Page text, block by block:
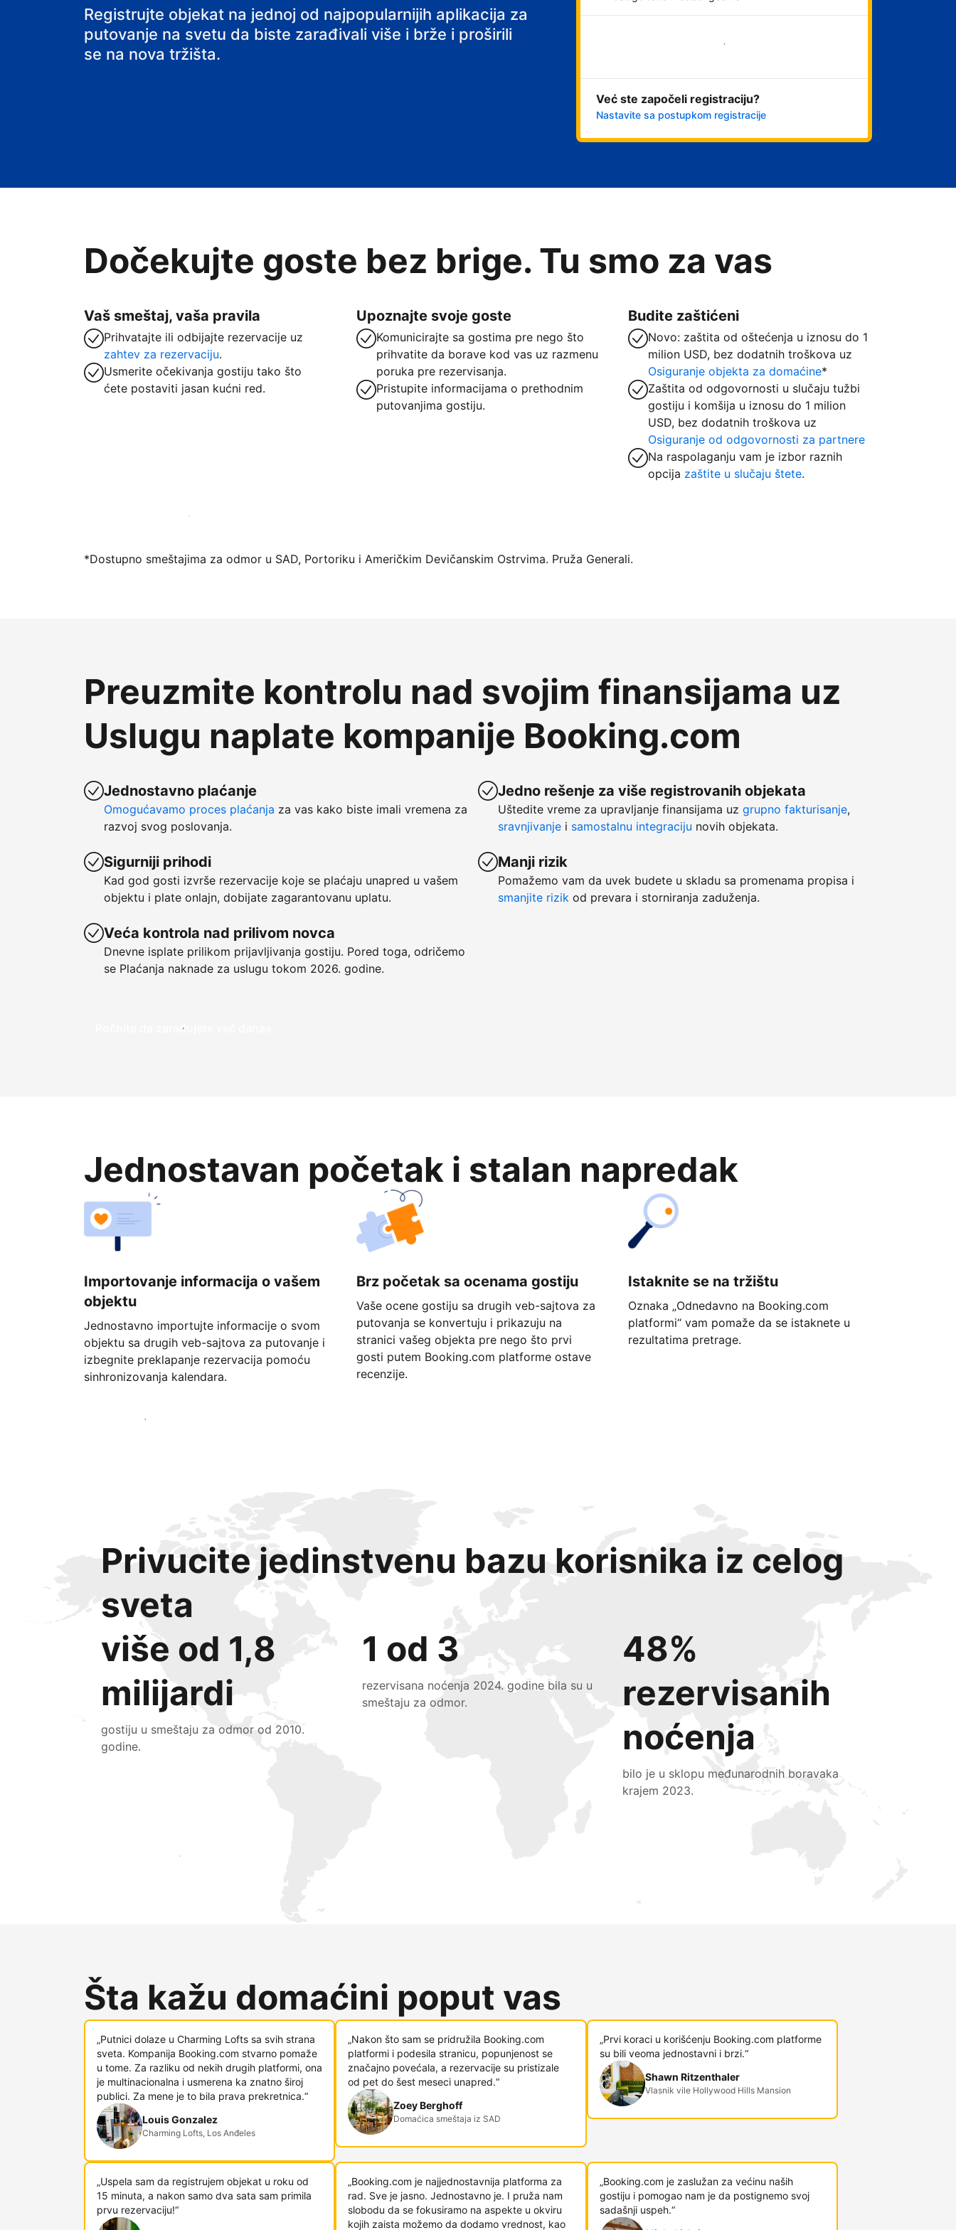
hostel
Registrujte objekat na jednoj od najpopularnijih aplikacija za
putovanje na svetu da biste zarađivali više i brže i proširili
se na nova tržišta.
Počnite odmah
Već ste započeli registraciju?
Nastavite sa postupkom registracije
Dočekujte goste bez brige. Tu smo za vas
Vaš smeštaj, vaša pravila
Prihvatajte ili odbijajte rezervacije uz
zahtev za rezervaciju.
Usmerite očekivanja gostiju tako što
ćete postaviti jasan kućni red.
Upoznajte svoje goste
Komunicirajte sa gostima pre nego što
prihvatite da borave kod vas uz razmenu
poruka pre rezervisanja.
Pristupite informacijama o prethodnim
putovanjima gostiju.
Budite zaštićeni
Novo: zaštita od oštećenja u iznosu do 1
milion USD, bez dodatnih troškova uz
Osiguranje objekta za domaćine*
Zaštita od odgovornosti u slučaju tužbi
gostiju i komšija u iznosu do 1 milion
USD, bez dodatnih troškova uz
Osiguranje od odgovornosti za partnere
Na raspolaganju vam je izbor raznih
opcija zaštite u slučaju štete.
Registrujte svoj objekat već danas
*Dostupno smeštajima za odmor u SAD, Portoriku i Američkim Devičanskim Ostrvima. Pruža Generali.
Preuzmite kontrolu nad svojim finansijama uz
Uslugu naplate kompanije Booking.com
Jednostavno plaćanje
Omogućavamo proces plaćanja za vas kako biste imali vremena za
razvoj svog poslovanja.
Sigurniji prihodi
Kad god gosti izvrše rezervacije koje se plaćaju unapred u vašem
objektu i plate onlajn, dobijate zagarantovanu uplatu.
Veća kontrola nad prilivom novca
Dnevne isplate prilikom prijavljivanja gostiju. Pored toga, odričemo
se Plaćanja naknade za uslugu tokom 2026. godine.
Jedno rešenje za više registrovanih objekata
Uštedite vreme za upravljanje finansijama uz grupno fakturisanje,
sravnjivanje i samostalnu integraciju novih objekata.
Manji rizik
Pomažemo vam da uvek budete u skladu sa promenama propisa i
smanjite rizik od prevara i storniranja zaduženja.
Počnite da zarađujete već danas
Jednostavan početak i stalan napredak
Importovanje informacija o vašem
objektu
Jednostavno importujte informacije o svom
objektu sa drugih veb-sajtova za putovanje i
izbegnite preklapanje rezervacija pomoću
sinhronizovanja kalendara.
Brz početak sa ocenama gostiju
Vaše ocene gostiju sa drugih veb-sajtova za
putovanja se konvertuju i prikazuju na
stranici vašeg objekta pre nego što prvi
gosti putem Booking.com platforme ostave
recenzije.
Istaknite se na tržištu
Oznaka „Odnedavno na Booking.com
platformi“ vam pomaže da se istaknete u
rezultatima pretrage.
Počnite već danas
Privucite jedinstvenu bazu korisnika iz celog
sveta
više od 1,8
milijardi
gostiju u smeštaju za odmor od 2010.
godine.
1 od 3
rezervisana noćenja 2024. godine bila su u
smeštaju za odmor.
48%
rezervisanih
noćenja
bilo je u sklopu međunarodnih boravaka
krajem 2023.
Privucite nove goste već danas
Šta kažu domaćini poput vas
„Putnici dolaze u Charming Lofts sa svih strana
sveta. Kompanija Booking.com stvarno pomaže
u tome. Za razliku od nekih drugih platformi, ona
je multinacionalna i usmerena ka znatno široj
publici. Za mene je to bila prava prekretnica.“
Louis Gonzalez
Charming Lofts, Los Anđeles
„Nakon što sam se pridružila Booking.com
platformi i podesila stranicu, popunjenost se
značajno povećala, a rezervacije su pristizale
od pet do šest meseci unapred.“
Zoey Berghoff
Domaćica smeštaja iz SAD
„Prvi koraci u korišćenju Booking.com platforme
su bili veoma jednostavni i brzi.“
Shawn Ritzenthaler
Vlasnik vile Hollywood Hills Mansion
„Uspela sam da registrujem objekat u roku od
15 minuta, a nakon samo dva sata sam primila
prvu rezervaciju!“
„Booking.com je najjednostavnija platforma za
rad. Sve je jasno. Jednostavno je. I pruža nam
slobodu da se fokusiramo na aspekte u okviru
kojih zaista možemo da dodamo vrednost, kao
„Booking.com je zaslužan za većinu naših
gostiju i pomogao nam je da postignemo svoj
sadašnji uspeh.“